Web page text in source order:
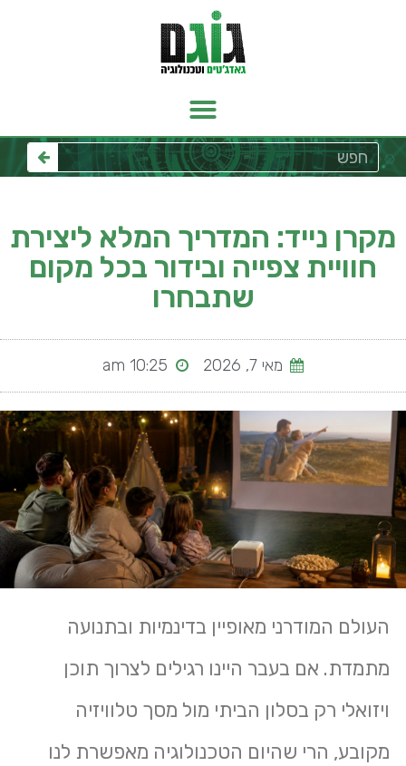
מקרן נייד: המדריך המלא ליצירת
חוויית צפייה ובידור בכל מקום
שתבחרו
מאי 7, 2026 10:25 am
העולם המודרני מאופיין בדינמיות ובתנועה
מתמדת. אם בעבר היינו רגילים לצרוך תוכן
ויזואלי רק בסלון הביתי מול מסך טלוויזיה
מקובע, הרי שהיום הטכנולוגיה מאפשרת לנו